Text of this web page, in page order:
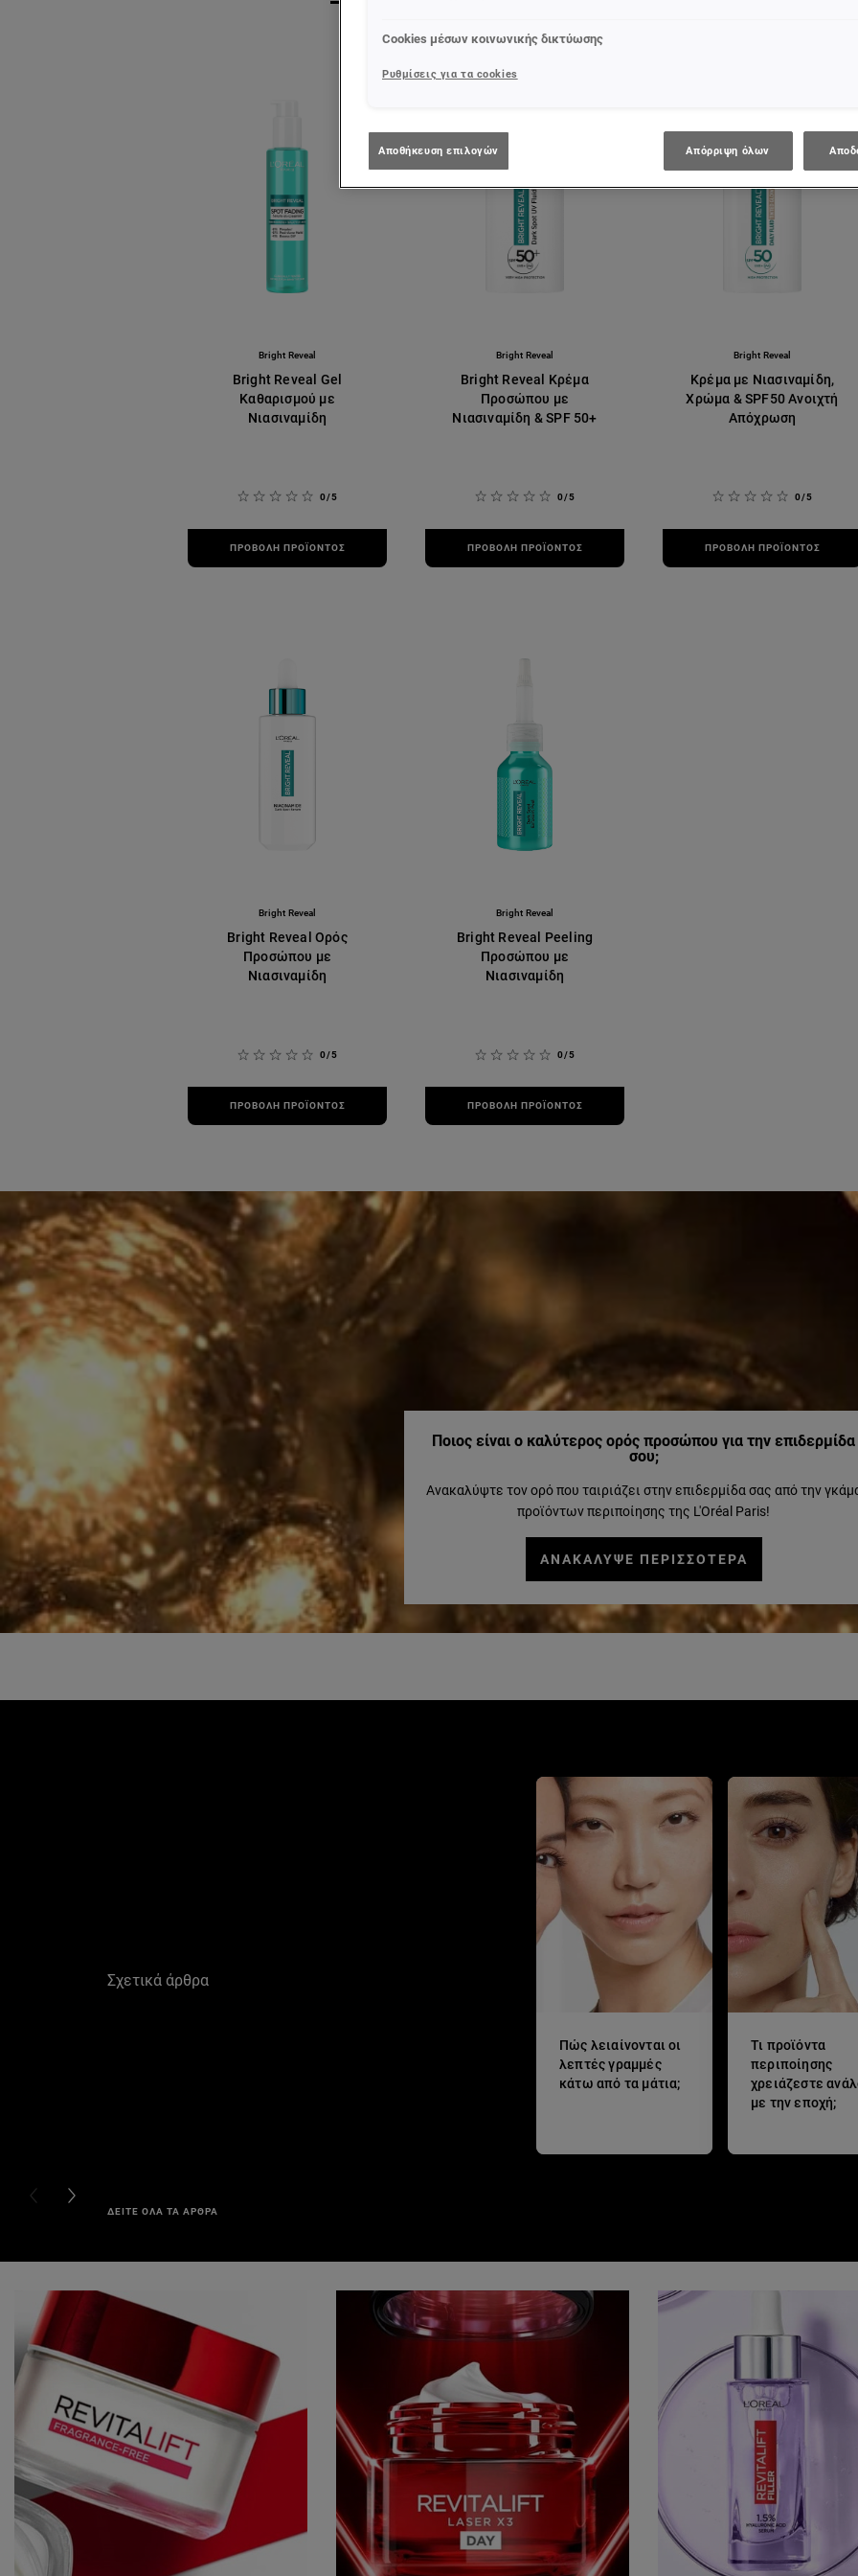
Bright Reveal
Bright Reveal Gel
Καθαρισμού με
Νιασιναμίδη
0/5
ΠΡΟΒΟΛΉ ΠΡΟΪΌΝΤΟΣ
Bright Reveal
Bright Reveal Κρέμα
Προσώπου με
Νιασιναμίδη & SPF 50+
0/5
ΠΡΟΒΟΛΉ ΠΡΟΪΌΝΤΟΣ
Bright Reveal
Κρέμα με Νιασιναμίδη,
Χρώμα & SPF50 Ανοιχτή
Απόχρωση
0/5
ΠΡΟΒΟΛΉ ΠΡΟΪΌΝΤΟΣ
Bright Reveal
Bright Reveal Ορός
Προσώπου με
Νιασιναμίδη
0/5
ΠΡΟΒΟΛΉ ΠΡΟΪΌΝΤΟΣ
Bright Reveal
Bright Reveal Peeling
Προσώπου με
Νιασιναμίδη
0/5
ΠΡΟΒΟΛΉ ΠΡΟΪΌΝΤΟΣ
Ποιος είναι ο καλύτερος ορός προσώπου για την επιδερμίδα
σου;
Ανακαλύψτε τον ορό που ταιριάζει στην επιδερμίδα σας από την
προϊόντων περιποίησης της L'Oréal Paris!
ΑΝΑΚΑΛΥΨΕ ΠΕΡΙΣΣΟΤΕΡΑ
Σχετικά άρθρα
Πώς λειαίνονται οι
λεπτές γραμμές
κάτω από τα μάτια;
Τι προϊόντα
περιποίησης
χρειάζεστε
με την εποχή;
PREVIOUS CARD
NEXT CARD
ΔΕΙΤΕ ΟΛΑ ΤΑ ΑΡΘΡΑ
Cookies μέσων κοινωνικής δικτύωσης
Ρυθμίσεις για τα cookies
Αποθήκευση επιλογών Απόρριψη όλων